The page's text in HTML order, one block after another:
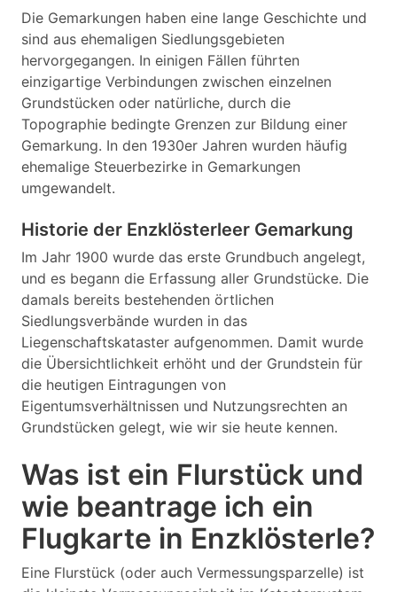
Die Gemarkungen haben eine lange Geschichte und
sind aus ehemaligen Siedlungsgebieten
hervorgegangen. In einigen Fällen führten
einzigartige Verbindungen zwischen einzelnen
Grundstücken oder natürliche, durch die
Topographie bedingte Grenzen zur Bildung einer
Gemarkung. In den 1930er Jahren wurden häufig
ehemalige Steuerbezirke in Gemarkungen
umgewandelt.
Historie der Enzklösterleer Gemarkung
Im Jahr 1900 wurde das erste Grundbuch angelegt,
und es begann die Erfassung aller Grundstücke. Die
damals bereits bestehenden örtlichen
Siedlungsverbände wurden in das
Liegenschaftskataster aufgenommen. Damit wurde
die Übersichtlichkeit erhöht und der Grundstein für
die heutigen Eintragungen von
Eigentumsverhältnissen und Nutzungsrechten an
Grundstücken gelegt, wie wir sie heute kennen.
Was ist ein Flurstück und
wie beantrage ich ein
Flugkarte in Enzklösterle?
Eine Flurstück (oder auch Vermessungsparzelle) ist